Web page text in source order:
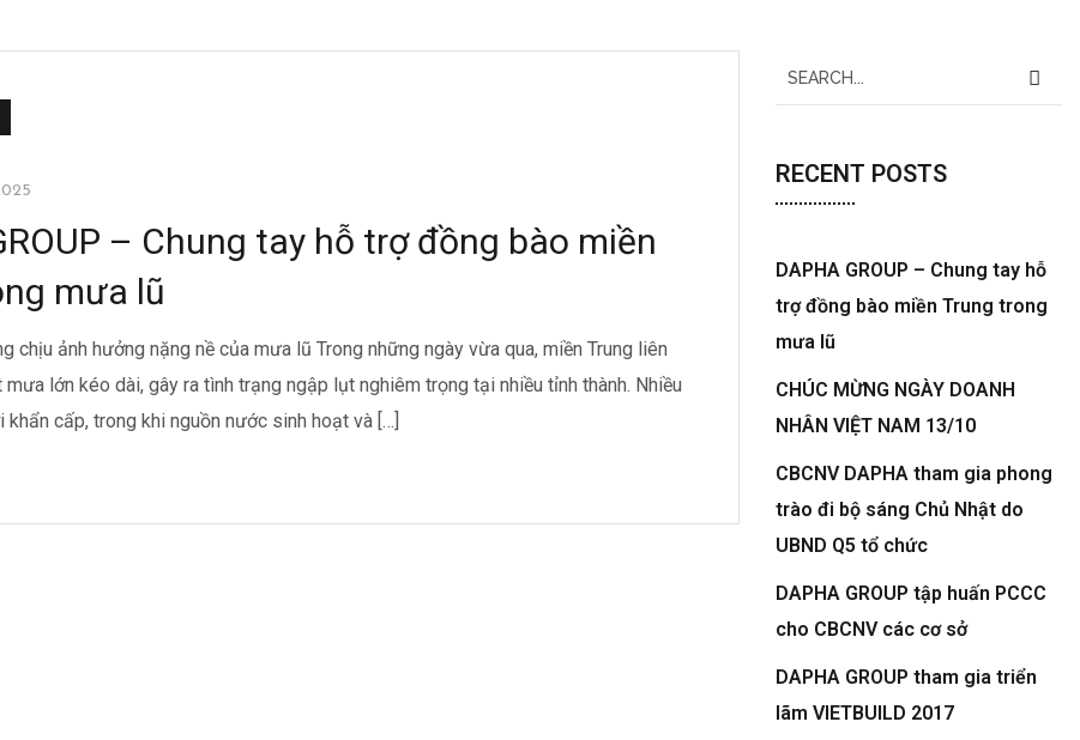
– Chung tay hỗ trợ đồng bào miền
mưa lũ
chịu ảnh hưởng nặng nề của mưa lũ Trong những ngày vừa qua, miền Trung liên
lớn kéo dài, gây ra tình trạng ngập lụt nghiêm trọng tại nhiều tỉnh thành. Nhiều
khẩn cấp, trong khi nguồn nước sinh hoạt và […]
RECENT POSTS
DAPHA GROUP – Chung tay hỗ
trợ đồng bào miền Trung trong
mưa lũ
CHÚC MỪNG NGÀY DOANH
NHÂN VIỆT NAM 13/10
CBCNV DAPHA tham gia phong
trào đi bộ sáng Chủ Nhật do
UBND Q5 tổ chức
DAPHA GROUP tập huấn PCCC
cho CBCNV các cơ sở
DAPHA GROUP tham gia triển
lãm VIETBUILD 2017